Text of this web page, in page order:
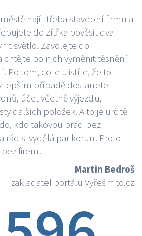
najít třeba stavební firmu a
do zítřka pověsit dva
světlo. Zavolejte do
chtějte po nich vyměnit těsnění
Po tom, co je ujistíte, že to
lepším případě dostanete
účet včetně výjezdu,
dalších položek. A to je určitě
kdo takovou práci bez
rád si vydělá par korun. Proto
bez firem!
Martin Bedroš
zakladatel portálu Vyřešmito.cz